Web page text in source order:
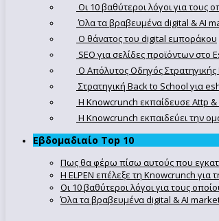
Οι 10 βαθύτεροι λόγοι για τους
Όλα τα βραβευμένα digital & AI
Ο θάνατος του digital εμποράκου
SEO για σελίδες προϊόντων στο
Ο Απόλυτoς Οδηγός
Στρατηγική Back to School για
Η Knowcrunch εκπαίδευσε Attp
Η Knowcrunch εκπαιδεύει την
Εβδομαδιαίο Top 10
Πως θα φέρω πίσω αυτούς που
Η ELPEN επέλεξε τη Knowcrunch
Οι 10 βαθύτεροι λόγοι για τους
Όλα τα βραβευμένα digital & AI